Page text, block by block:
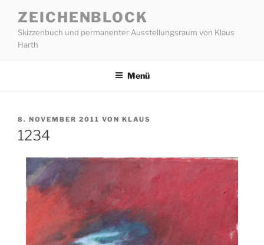
Inhalt
springen
ZEICHENBLOCK
Skizzenbuch und permanenter Ausstellungsraum von Klaus
Harth
Menü
VERÖFFENTLICHT
AM
8. NOVEMBER 2011 VON KLAUS
1234